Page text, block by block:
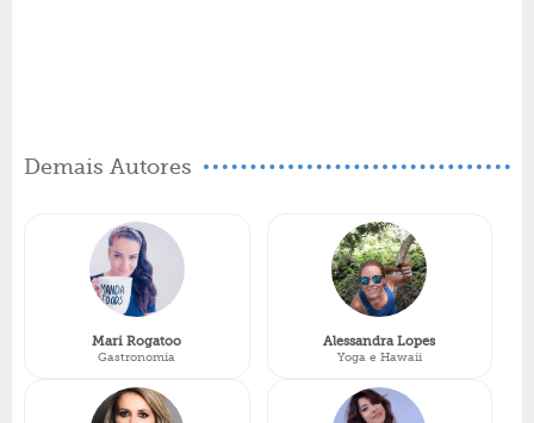
Demais Autores
Mari Rogatoo
Gastronomia
Alessandra Lopes
Yoga e Hawaii